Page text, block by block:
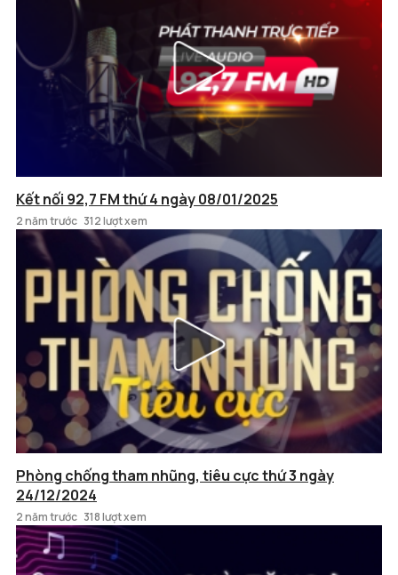
Kết nối 92,7 FM thứ 4 ngày 08/01/2025
2 năm trước 312 lượt xem
Phòng chống tham nhũng, tiêu cực thứ 3 ngày
24/12/2024
2 năm trước 318 lượt xem